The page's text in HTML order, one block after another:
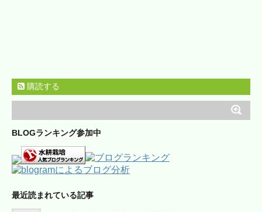
購読する
BLOGランキング参加中
最近読まれている記事